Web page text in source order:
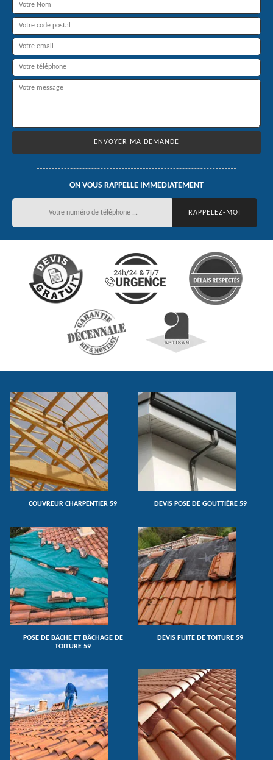
ON VOUS RAPPELLE IMMEDIATEMENT
COUVREUR CHARPENTIER 59 DEVIS POSE DE GOUTTIÈRE 59
POSE DE BÂCHE ET BÂCHAGE DE
TOITURE 59
DEVIS FUITE DE TOITURE 59